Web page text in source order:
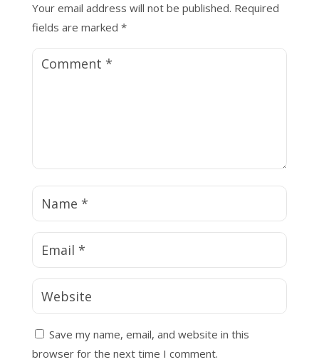
Your email address will not be published. Required
fields are marked *
Save my name, email, and website in this
browser for the next time I comment.